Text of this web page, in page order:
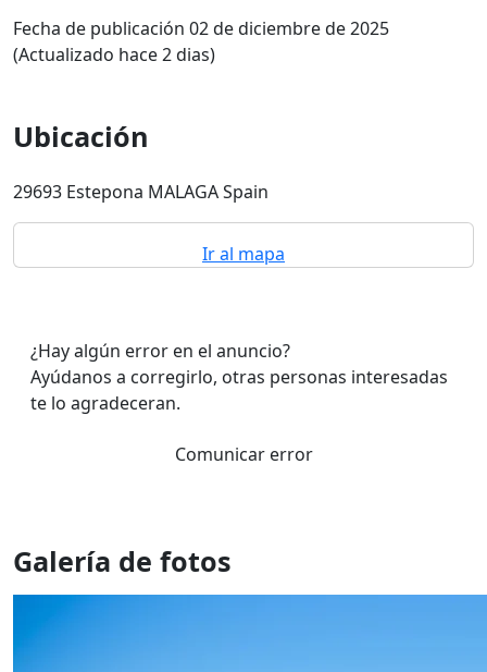
Fecha de publicación 02 de diciembre de 2025
(Actualizado hace 2 dias)
Ubicación
29693 Estepona MALAGA Spain
Ir al mapa
¿Hay algún error en el anuncio?
Ayúdanos a corregirlo, otras personas interesadas
te lo agradeceran.
Comunicar error
Galería de fotos